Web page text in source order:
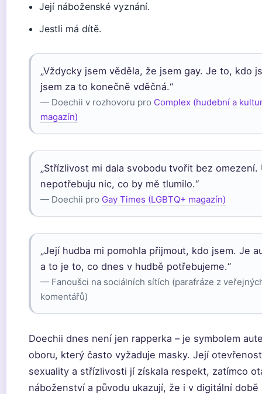
Její náboženské vyznání.
Jestli má dítě.
„Vždycky jsem věděla, že jsem gay. Je to, kdo
jsem za to konečně vděčná.“
— Doechii v rozhovoru pro Complex (hudební a
magazín)
„Střízlivost mi dala svobodu tvořit bez omezení.
nepotřebuju nic, co by mě tlumilo.“
— Doechii pro Gay Times (LGBTQ+ magazín)
„Její hudba mi pomohla přijmout, kdo jsem. Je
a to je to, co dnes v hudbě potřebujeme.“
— Fanoušci na sociálních sítích (parafráze z
komentářů)
Doechii dnes není jen rapperka – je symbolem
oboru, který často vyžaduje masky. Její
sexuality a střízlivosti jí získala respekt, zatímco
náboženství a původu ukazují, že i v digitální době